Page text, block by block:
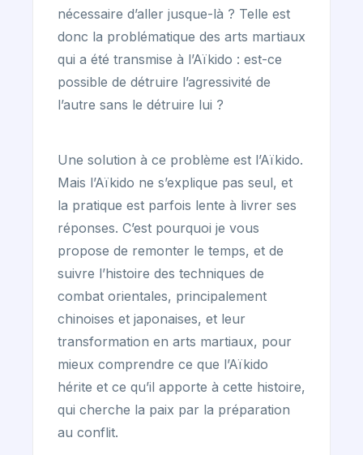
nécessaire d’aller jusque-là ? Telle est
donc la problématique des arts martiaux
qui a été transmise à l’Aïkido : est-ce
possible de détruire l’agressivité de
l’autre sans le détruire lui ?
Une solution à ce problème est l’Aïkido.
Mais l’Aïkido ne s’explique pas seul, et
la pratique est parfois lente à livrer ses
réponses. C’est pourquoi je vous
propose de remonter le temps, et de
suivre l’histoire des techniques de
combat orientales, principalement
chinoises et japonaises, et leur
transformation en arts martiaux, pour
mieux comprendre ce que l’Aïkido
hérite et ce qu’il apporte à cette histoire,
qui cherche la paix par la préparation
au conflit.